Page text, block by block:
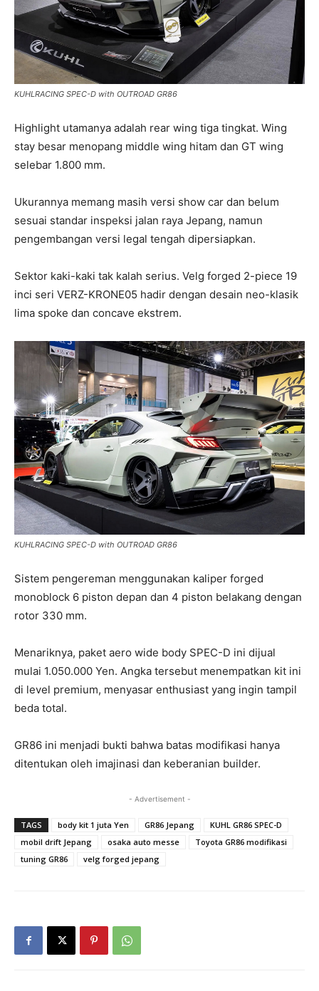
KUHLRACING SPEC-D with OUTROAD GR86
Highlight utamanya adalah rear wing tiga tingkat. Wing
stay besar menopang middle wing hitam dan GT wing
selebar 1.800 mm.
Ukurannya memang masih versi show car dan belum
sesuai standar inspeksi jalan raya Jepang, namun
pengembangan versi legal tengah dipersiapkan.
Sektor kaki-kaki tak kalah serius. Velg forged 2-piece 19
inci seri VERZ-KRONE05 hadir dengan desain neo-klasik
lima spoke dan concave ekstrem.
KUHLRACING SPEC-D with OUTROAD GR86
Sistem pengereman menggunakan kaliper forged
monoblock 6 piston depan dan 4 piston belakang dengan
rotor 330 mm.
Menariknya, paket aero wide body SPEC-D ini dijual
mulai 1.050.000 Yen. Angka tersebut menempatkan kit ini
di level premium, menyasar enthusiast yang ingin tampil
beda total.
GR86 ini menjadi bukti bahwa batas modifikasi hanya
ditentukan oleh imajinasi dan keberanian builder.
- Advertisement -
TAGS body kit 1 juta Yen GR86 Jepang
KUHL GR86 SPEC-D
mobil drift Jepang
osaka auto messe
Toyota GR86 modifikasi
tuning GR86
velg forged jepang